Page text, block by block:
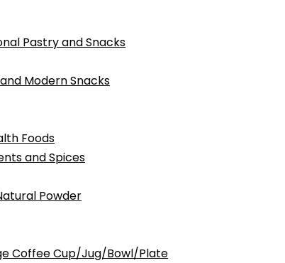
Pastry and Snacks
Modern Snacks
Foods
and Spices
Powder
Coffee Cup/Jug/Bowl/Plate